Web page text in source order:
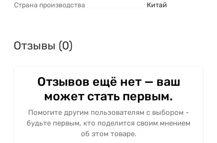
Страна производства
Китай
Отзывы (0)
Отзывов ещё нет — ваш
может стать первым.
Помогите другим пользователям с выбором -
будьте первым, кто поделится своим мнением
об этом товаре.